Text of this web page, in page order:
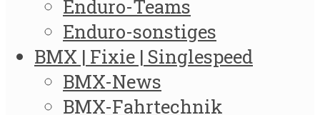
Enduro-Teams
Enduro-sonstiges
BMX | Fixie | Singlespeed
BMX-News
BMX-Fahrtechnik